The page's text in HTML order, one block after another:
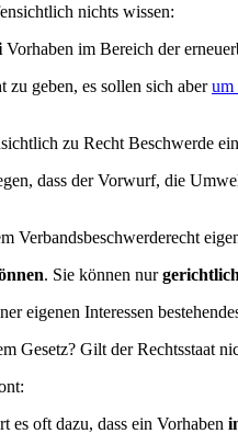
nichts wissen:
Vorhaben im Bereich der
geben, es sollen sich aberum
zu Recht Beschwerde
dass der Vorwurf, die
Verbandsbeschwerderecht
. Sie können nur
eigenen Interessen
Gesetz? Gilt der Rechtsstaat
es oft dazu, dass ein Vorhaben